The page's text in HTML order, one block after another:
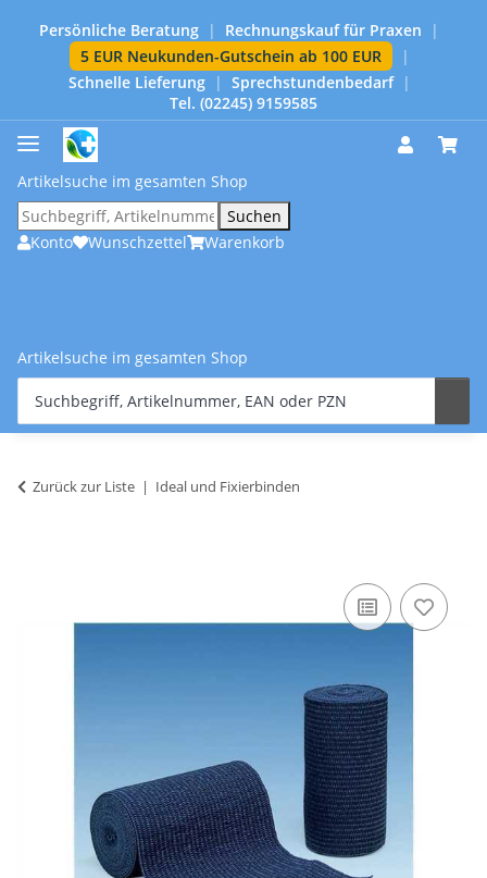
Persönliche Beratung | Rechnungskauf für Praxen
|
5 EUR Neukunden-Gutschein ab 100 EUR
|
Schnelle Lieferung
| Sprechstundenbedarf
|
Tel. (02245) 9159585
Artikelsuche im gesamten Shop
Suchen
Konto
Wunschzettel Warenkorb
Artikelsuche im gesamten Shop
Zurück zur Liste Ideal und Fixierbinden